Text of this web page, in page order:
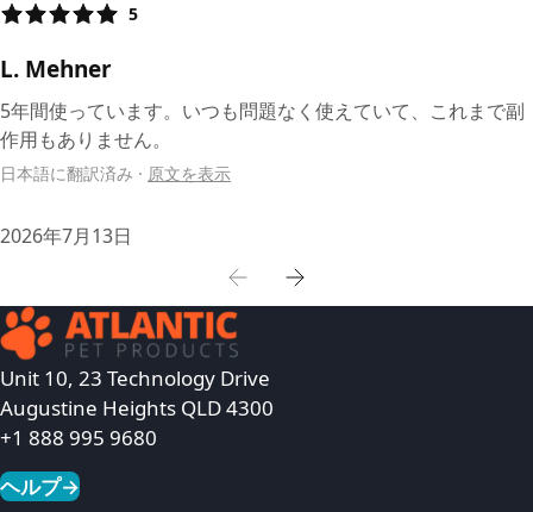
5
L. Mehner
5年間使っています。いつも問題なく使えていて、これまで副
作用もありません。
日本語に翻訳済み · 原文を表示
2026年7月13日
Unit 10, 23 Technology Drive
Augustine Heights QLD 4300
+1 888 995 9680
ヘルプ→